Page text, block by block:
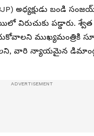
అధ్యక్షుడు బండి
విరుచుకు పడ్డారు.
వారి న్యాయమైన